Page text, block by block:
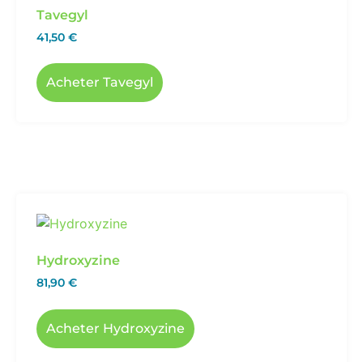
Tavegyl
41,50 €
Acheter Tavegyl
Hydroxyzine
81,90 €
Acheter Hydroxyzine